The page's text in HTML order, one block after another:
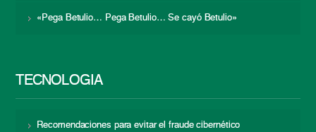
«Pega Betulio… Pega Betulio… Se cayó Betulio»
TECNOLOGÍA
Recomendaciones para evitar el fraude cibernético